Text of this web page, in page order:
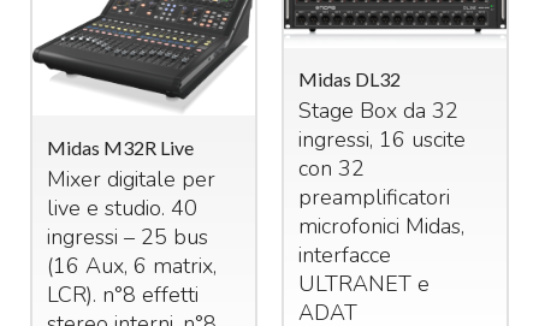
Midas M32R Live
Mixer digitale per
live e studio. 40
ingressi – 25 bus
(16 Aux, 6 matrix,
LCR). n°8 effetti
Midas DL32
Stage Box da 32
ingressi, 16 uscite
con 32
preamplificatori
microfonici Midas,
interfacce
ULTRANETe
ADAT